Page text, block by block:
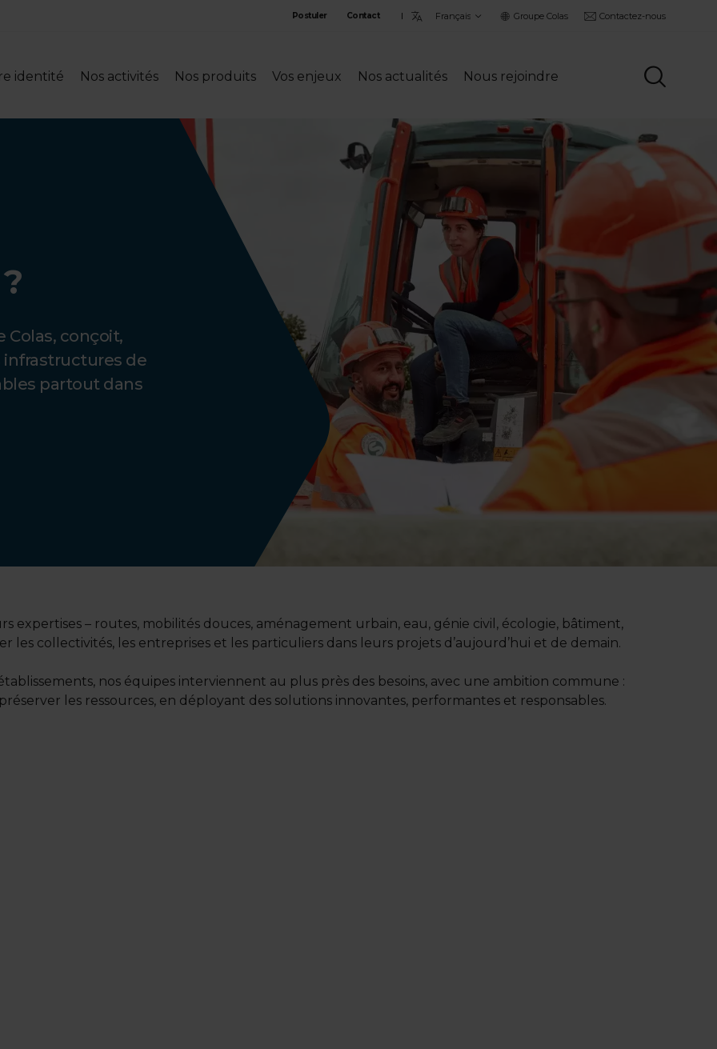
Postuler Contact
la
Groupe Colas Contactez-nous
identité Nos activités Nos produits Vos enjeux Nos actualités Nous rejoindre
Colas, conçoit,
de
partout dans
expertises – routes, mobilités douces, aménagement urbain, eau, génie civil, écologie, bâtiment,
collectivités, les entreprises et les particuliers dans leurs projets d’aujourd’hui et de demain.
nos équipes interviennent au plus près des besoins, avec une ambition commune :
les ressources, en déployant des solutions innovantes, performantes et responsables.